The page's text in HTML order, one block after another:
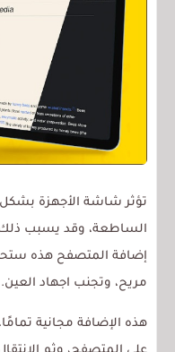
تؤثر شاشة الأجهزة بشكل
الساطعة، وقد يسبب ذلك
إضافة المتصفح هذه
مريح، وتجنب اجهاد العين.
هذه الإضافة مجانية